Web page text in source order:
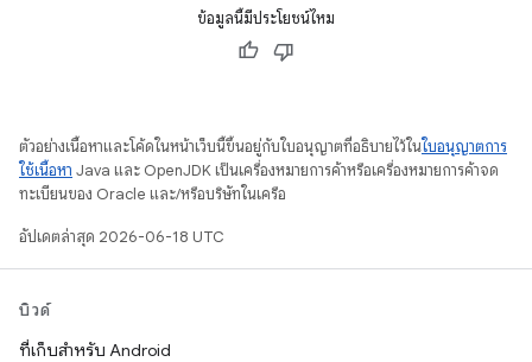
ข้อมูลนี้มีประโยชน์ไหม
ตัวอย่างเนื้อหาและโค้ดในหน้าเว็บนี้ขึ้นอยู่กับใบอนุญาตที่อธิบายไว้ในใบอนุญาตการ
ใช้เนื้อหา Java และ OpenJDK เป็นเครื่องหมายการค้าหรือเครื่องหมายการค้าจด
ทะเบียนของ Oracle และ/หรือบริษัทในเครือ
อัปเดตล่าสุด 2026-06-18 UTC
บิวด์
ที่เก็บสำหรับ Android